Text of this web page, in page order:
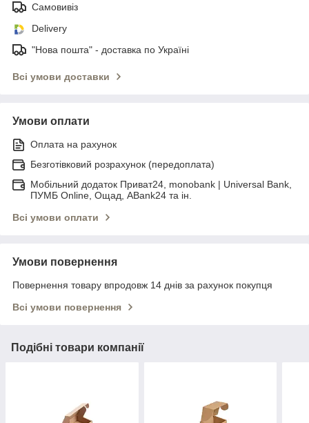
Самовивіз
Delivery
"Нова пошта" - доставка по Україні
Всі умови доставки
Умови оплати
Оплата на рахунок
Безготівковий розрахунок (передоплата)
Мобільний додаток Приват24, monobank | Universal Bank,
ПУМБ Online, Ощад, ABank24 та ін.
Всі умови оплати
Умови повернення
Повернення товару впродовж 14 днів за рахунок покупця
Всі умови повернення
Подібні товари компанії